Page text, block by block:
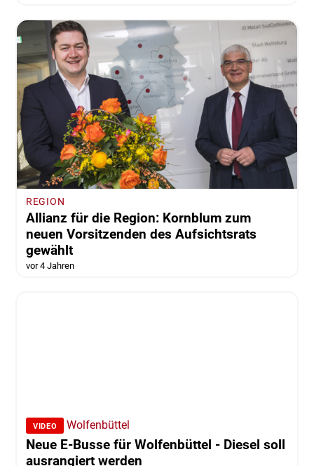
REGION
Allianz für die Region: Kornblum zum
neuen Vorsitzenden des Aufsichtsrats
gewählt
vor 4 Jahren